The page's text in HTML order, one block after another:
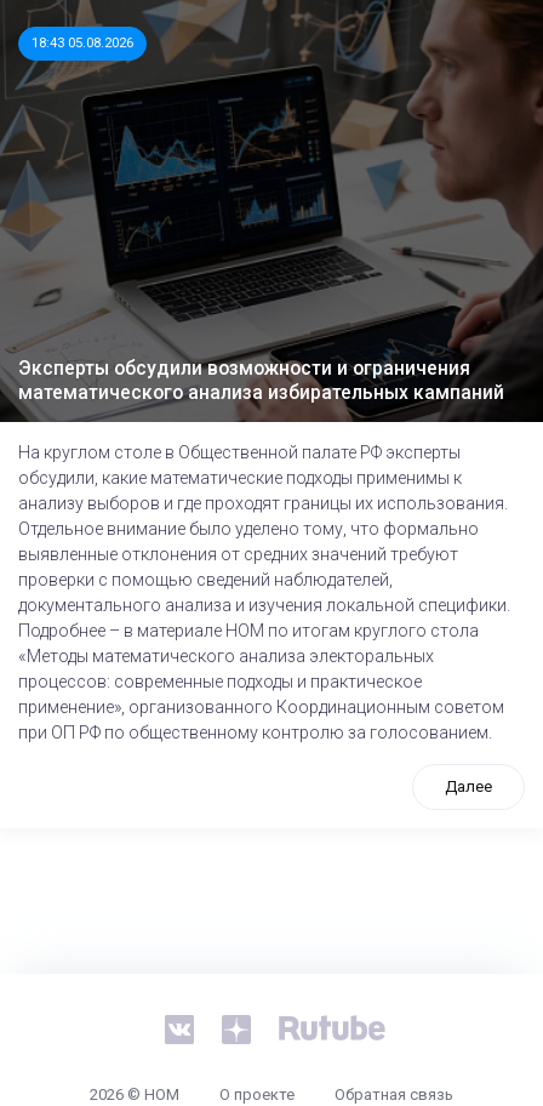
18:43 05.08.2026
Эксперты обсудили возможности и ограничения
математического анализа избирательных кампаний
На круглом столе в Общественной палате РФ эксперты
обсудили, какие математические подходы применимы к
анализу выборов и где проходят границы их использования.
Отдельное внимание было уделено тому, что формально
выявленные отклонения от средних значений требуют
проверки с помощью сведений наблюдателей,
документального анализа и изучения локальной специфики.
Подробнее – в материале НОМ по итогам круглого стола
«Методы математического анализа электоральных
процессов: современные подходы и практическое
применение», организованного Координационным советом
при ОП РФ по общественному контролю за голосованием.
Далее
2026 © НОМ О проекте Обратная связь